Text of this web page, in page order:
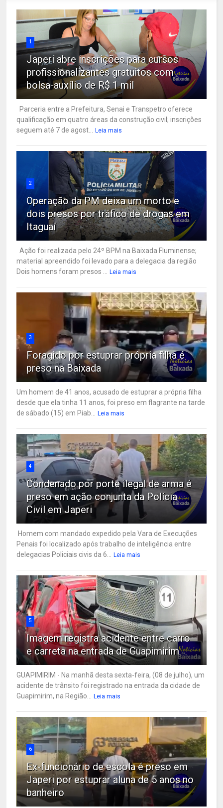
1
Japeri abre inscrições para cursos
profissionalizantes gratuitos com
bolsa-auxílio de R$ 1 mil
Parceria entre a Prefeitura, Senai e Transpetro oferece
qualificação em quatro áreas da construção civil; inscrições
seguem até 7 de agost...
Leia mais
2
Operação da PM deixa um morto e
dois presos por tráfico de drogas em
Itaguaí
Ação foi realizada pelo 24º BPM na Baixada Fluminense;
material apreendido foi levado para a delegacia da região
Dois homens foram presos ...
Leia mais
3
Foragido por estuprar própria filha é
preso na Baixada
Um homem de 41 anos, acusado de estuprar a própria filha
desde que ela tinha 11 anos, foi preso em flagrante na tarde
de sábado (15) em Piab...
Leia mais
4
Condenado por porte ilegal de arma é
preso em ação conjunta da Polícia
Civil em Japeri
Homem com mandado expedido pela Vara de Execuções
Penais foi localizado após trabalho de inteligência entre
delegacias Policiais civis da 6...
Leia mais
5
Imagem registra acidente entre carro
e carreta na entrada de Guapimirim
GUAPIMIRIM - Na manhã desta sexta-feira, (08 de julho), um
acidente de trânsito foi registrado na entrada da cidade de
Guapimirim, na Região...
Leia mais
6
Ex-funcionário de escola é preso em
Japeri por estuprar aluna de 5 anos no
banheiro